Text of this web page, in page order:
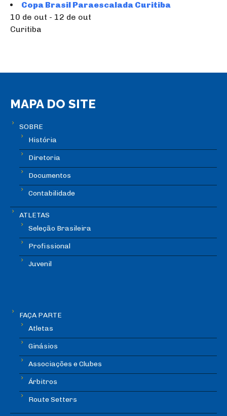
Copa Brasil Paraescalada Curitiba
10 de out - 12 de out
Curitiba
MAPA DO SITE
SOBRE
História
Diretoria
Documentos
Contabilidade
ATLETAS
Seleção Brasileira
Profissional
Juvenil
FAÇA PARTE
Atletas
Ginásios
Associações e Clubes
Árbitros
Route Setters